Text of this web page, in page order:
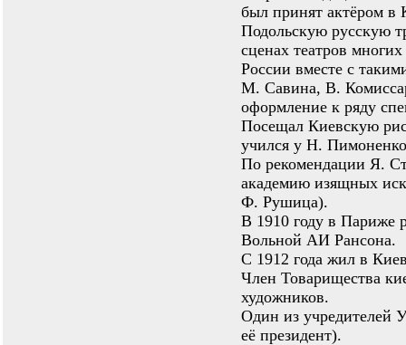
был принят актёром в
Подольскую русскую
сценах театров
России вместе с
М. Савина, В.
оформление к ряду
Посещал Киевскую
учился у Н.
По рекомендации Я.
академию изящных
Ф. Рушица).
В 1910 году в Париже
Вольной АИ Рансона.
С 1912 года жил в
Член Товарищества
художников.
Один из учредителей
её президент).